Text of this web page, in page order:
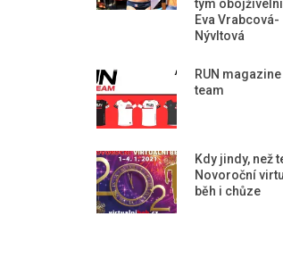
tým
Eva Vrabcová-
Nývltová
RUN magazine
team
Kdy jindy, než
Novoroční
běh i chůze